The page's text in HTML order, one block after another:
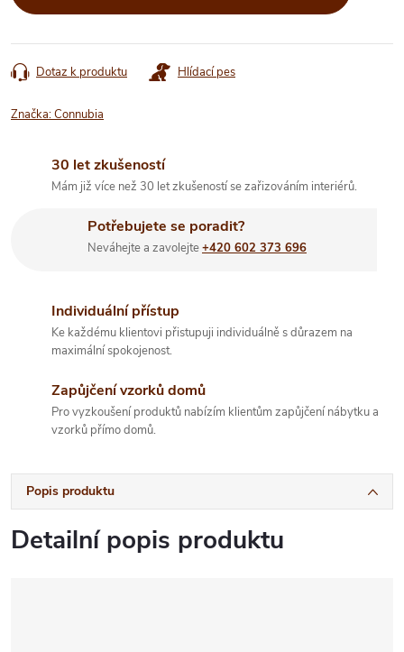
Dotaz k produktu Hlídací pes
Značka:Connubia
30 let zkušeností
Mám již více než 30 let zkušeností se zařizováním interiérů.
Potřebujete se poradit?
Neváhejte a zavolejte+420 602 373 696
Individuální přístup
Ke každému klientovi přistupuji individuálně s důrazem na
maximální spokojenost.
Zapůjčení vzorků domů
Pro vyzkoušení produktů nabízím klientům zapůjčení nábytku a
vzorků přímo domů.
Popis produktu
Detailní popis produktu